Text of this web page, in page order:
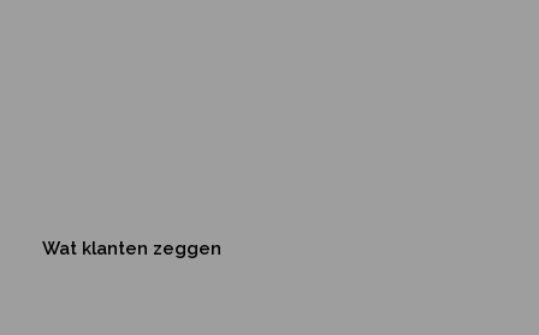
Wat klanten zeggen